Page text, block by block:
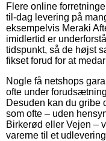
Flere online
til-dag levering på
eksempelvis Meraki
imidlertid er
tidspunkt, så de højst
fikset forud for at
Nogle få netshops
ofte under
Desuden kan du gribe
som ofte – uden
Birkerød eller Vejen –
varerne til et